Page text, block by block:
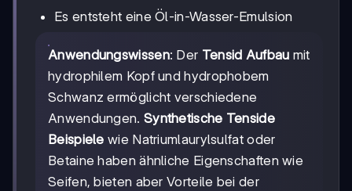
Es entsteht eine Öl-in-Wasser-Emulsion
Anwendungswissen: Der Tensid Aufbau mit
hydrophilem Kopf und hydrophobem
Schwanz ermöglicht verschiedene
Anwendungen. Synthetische Tenside
Beispiele wie Natriumlaurylsulfat oder
Betaine haben ähnliche Eigenschaften wie
Seifen, bieten aber Vorteile bei der